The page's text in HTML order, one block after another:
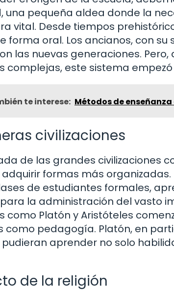
una pequeña aldea donde la
vital. Desde tiempos
forma oral. Los ancianos, con
las nuevas generaciones.
complejas, este sistema
te interese: Métodos de
civilizaciones
de las grandes civilizaciones
formas más
de estudiantes formales,
la administración del vasto
como Platón y Aristóteles
como pedagogía. Platón, en
pudieran aprender no solo
de la religión